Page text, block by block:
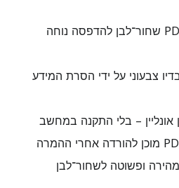
יוצר גרסת PDF שחור־לבן להדפסה נוחה
צבעוני על ידי הסרת המידע
אונליין – בלי התקנה במחשב
ופשוטה לשחור־לבן